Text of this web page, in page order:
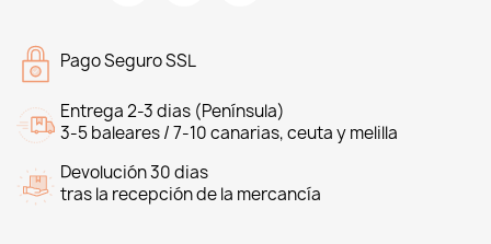
Pago Seguro SSL
Entrega 2-3 dias (Península)
3-5 baleares / 7-10 canarias, ceuta y melilla
Devolución 30 dias
tras la recepción de la mercancía